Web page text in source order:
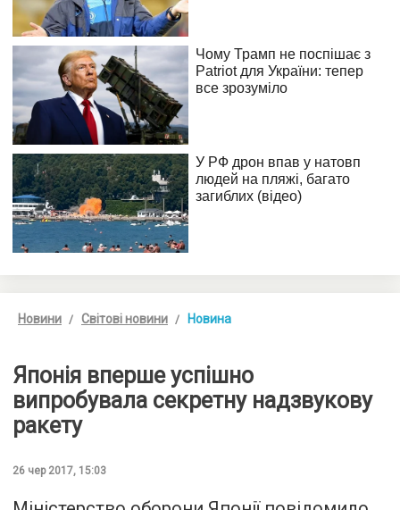
Новини Світові новини Новина
Японія вперше успішно
випробувала секретну надзвукову
ракету
26 чер 2017, 15:03